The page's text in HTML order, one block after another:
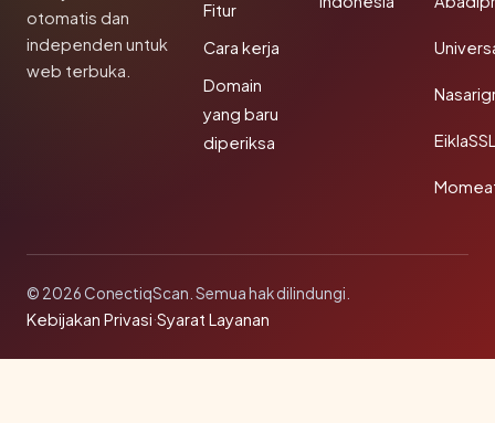
otomatis dan
independen untuk
web terbuka.
Fitur
Cara kerja
Domain
yang baru
diperiksa
© 2026 ConectiqScan. Semua hak dilindungi.
Kebijakan Privasi·Syarat Layanan